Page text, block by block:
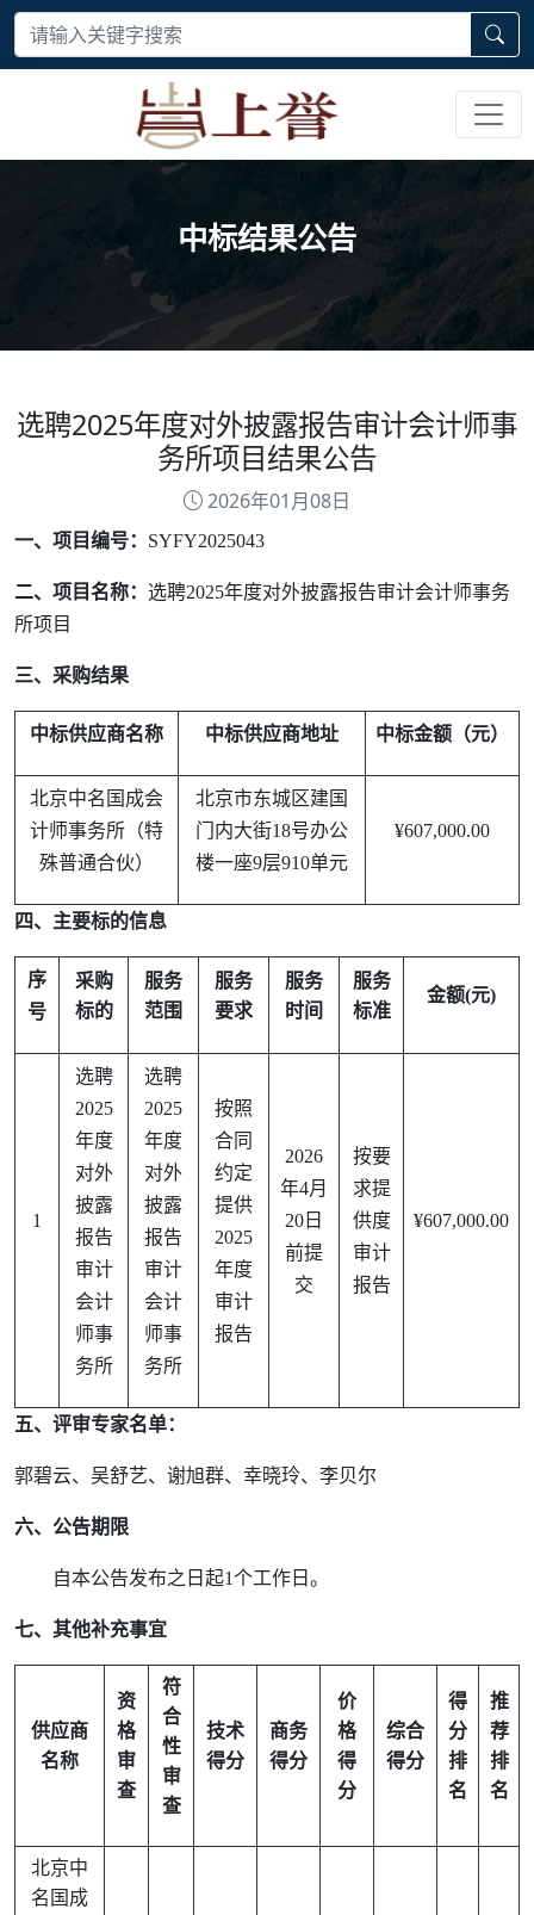
中标结果公告
选聘2025年度对外披露报告审计会计师事
务所项目结果公告
2026年01月08日
一、项目编号： SYFY2025043
二、项目名称： 选聘2025年度对外披露报告审计会计师事务
所项目
三、采购结果
中标供应商名称 中标供应商地址 中标金额（元）
北京中名国成会
计师事务所（特
殊普通合伙）
北京市东城区建国
门内大街18号办公
楼一座9层910单元
¥607,000.00
四、主要标的信息
序
号
采购
标的
服务
范围
服务
要求
服务
时间
服务
标准
金额(元)
1
选聘
2025
年度
对外
披露
报告
审计
会计
师事
务所
选聘
2025
年度
对外
披露
报告
审计
会计
师事
务所
按照
合同
约定
提供
2025
年度
审计
报告
2026
年4月
20 日
前提
交
按要
求提
供度
审计
报告
¥607,000.00
五、评审专家名单：
郭碧云、吴舒艺、谢旭群、幸晓玲、李贝尔
六、公告期限
自本公告发布之日起1个工作日。
七、其他补充事宜
供应商
名称
资
格
审
查
符
合
性
审
查
技术
得分
商务
得分
价
格
得
分
综合
得分
得
分
排
名
推
荐
排
名
北京中
名国成